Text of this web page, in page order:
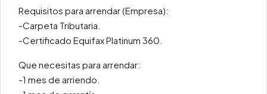
Requisitos para arrendar (Empresa):
-Carpeta Tributaria.
-Certificado Equifax Platinum 360.
Que necesitas para arrendar:
-1 mes de arriendo.